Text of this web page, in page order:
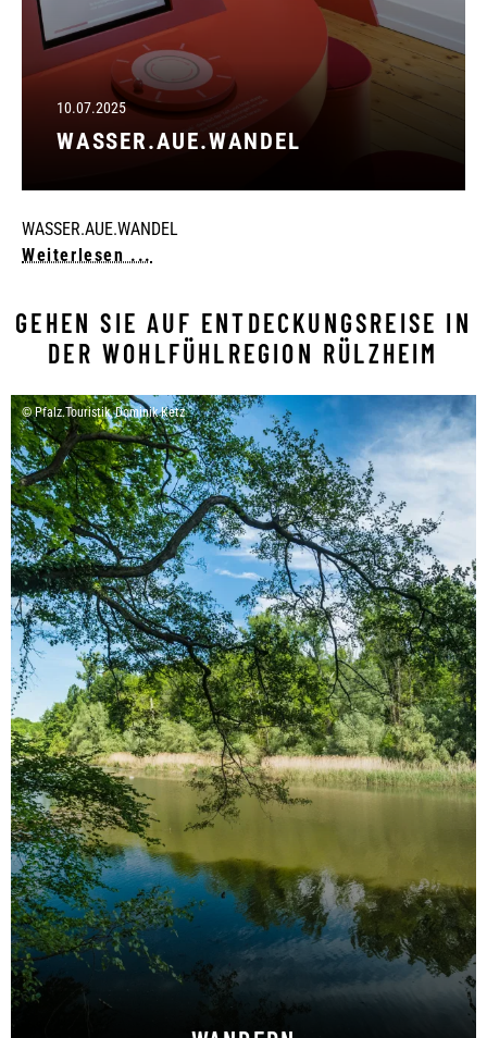
10.07.2025
WASSER.AUE.WANDEL
WASSER.AUE.WANDEL
Weiterlesen ...
GEHEN SIE AUF ENTDECKUNGSREISE IN
DER WOHLFÜHLREGION RÜLZHEIM
© Pfalz.Touristik, Dominik Ketz